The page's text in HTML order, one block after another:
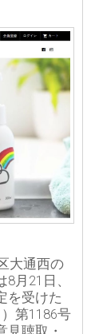
大通西の
月21日、
を受けた
第1186号